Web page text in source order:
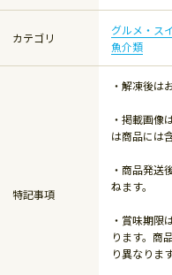
カテゴリ
グルメ・ス
魚介類
特記事項
・解凍後は
・掲載画像
は商品には
・商品発送
ねます。
・賞味期限
ります。商
り異なります